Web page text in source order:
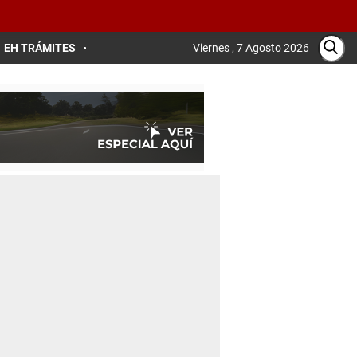
EH TRÁMITES Viernes , 7 Agosto 2026